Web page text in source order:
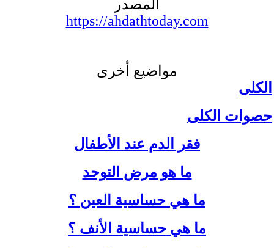
المصدر
https://ahdathtoday.com
مواضيع أخرى
الكلى
حصوات الكلى
فقر الدم عند الأطفال
ما هو مرض التوحد
ما هي حساسية العين ؟
ما هي حساسية الأنف ؟